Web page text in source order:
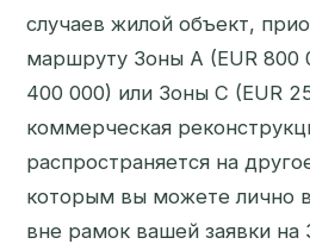
случаев жилой объект,
маршруту Зоны A (EUR 800
400 000) или Зоны C (EUR
коммерческая
распространяется на
которым вы можете лично
вне рамок вашей заявки на